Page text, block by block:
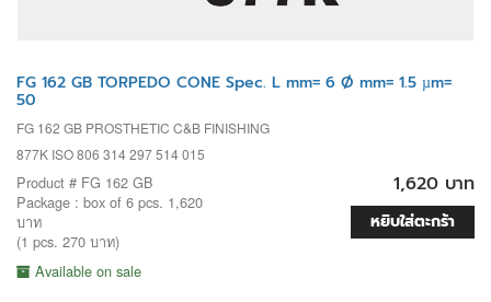
FG 162 GB TORPEDO CONE Spec. L mm= 6 Ø mm= 1.5 µm=
50
FG 162 GB PROSTHETIC C&B FINISHING
877K ISO 806 314 297 514 015
Product # FG 162 GB
Package : box of 6 pcs. 1,620
บาท
(1 pcs. 270 บาท)
Available on sale
1,620 บาท
หยิบใส่ตะกร้า